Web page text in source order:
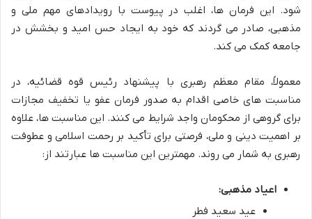
شود. این فرمان ها، اغلب در پیوست با رویدادهای مهم ملی و
مذهبی، صادر می گردند که خود به ایجاد حس امید و بخشش در
جامعه کمک می کند.
معمولاً، مقام معظم رهبری با پیشنهاد رئیس قوه قضائیه، در
مناسبت های خاصی اقدام به صدور فرمان عفو یا تخفیف مجازات
برای گروهی از محکومان واجد شرایط می کنند. این مناسبت ها، علاوه
بر اهمیت دینی و ملی، فرصتی برای تأکید بر رحمت اسلامی و عطوفت
رهبری به شمار می روند. مهمترین این مناسبت ها عبارتند از:
اعیاد مذهبی:
عید سعید فطر